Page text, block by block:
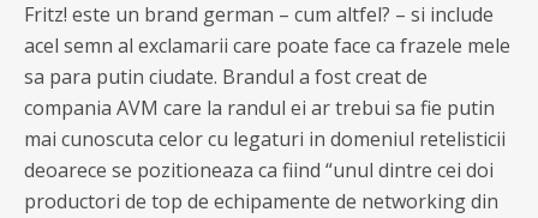
Fritz! este un brand german – cum altfel? – si include
acel semn al exclamarii care poate face ca frazele mele
sa para putin ciudate. Brandul a fost creat de
compania AVM care la randul ei ar trebui sa fie putin
mai cunoscuta celor cu legaturi in domeniul retelisticii
deoarece se pozitioneaza ca fiind “unul dintre cei doi
productori de top de echipamente de networking din